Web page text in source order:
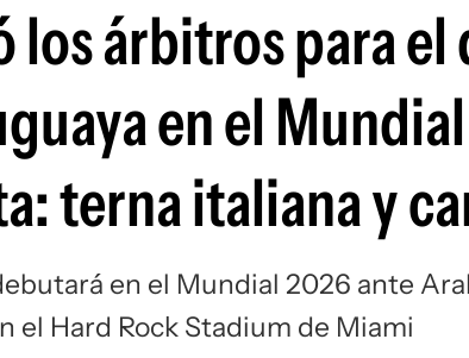
los árbitros para
en el
terna italiana y
en el Mundial 2026 ante
el Hard Rock Stadium de Miami